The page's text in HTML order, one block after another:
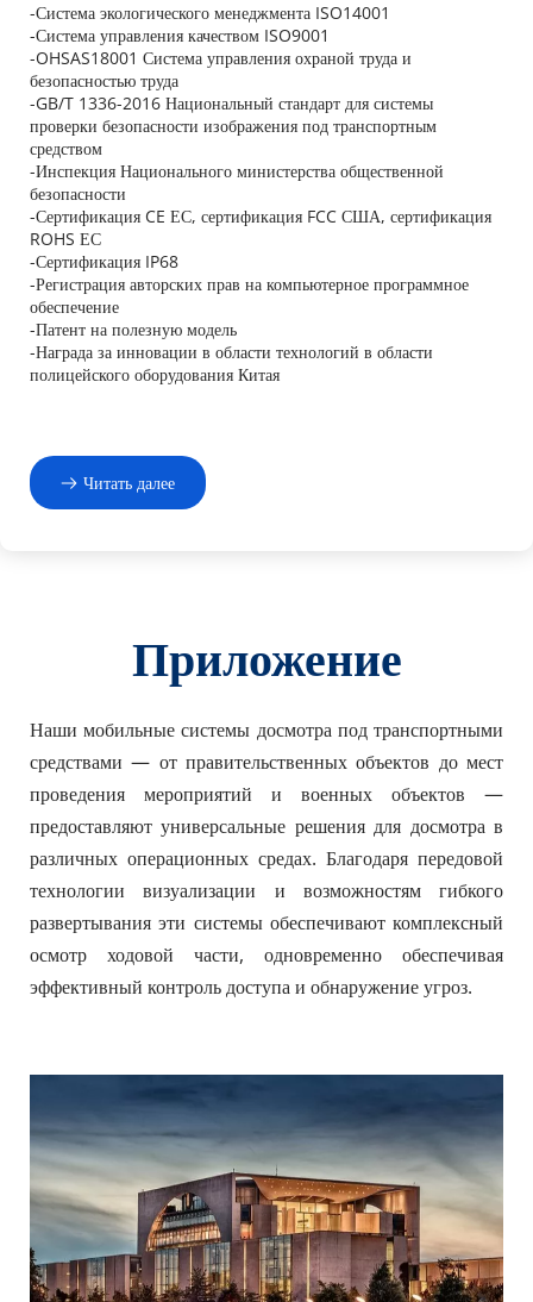
-Система экологического менеджмента ISO14001
-Система управления качеством ISO9001
-OHSAS18001 Система управления охраной труда и
безопасностью труда
-GB/T 1336-2016 Национальный стандарт для системы
проверки безопасности изображения под транспортным
средством
-Инспекция Национального министерства общественной
безопасности
-Сертификация CE ЕС, сертификация FCC США, сертификация
ROHS ЕС
-Сертификация IP68
-Регистрация авторских прав на компьютерное программное
обеспечение
-Патент на полезную модель
-Награда за инновации в области технологий в области
полицейского оборудования Китая
Читать далее
Приложение
Наши мобильные системы досмотра под транспортными
средствами — от правительственных объектов до мест
проведения мероприятий и военных объектов —
предоставляют универсальные решения для досмотра в
различных операционных средах. Благодаря передовой
технологии визуализации и возможностям гибкого
развертывания эти системы обеспечивают комплексный
осмотр ходовой части, одновременно обеспечивая
эффективный контроль доступа и обнаружение угроз.